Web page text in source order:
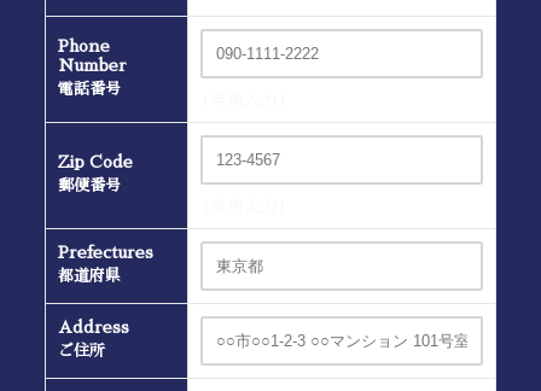
Phone
Number
電話番号
Zip Code
郵便番号
Prefectures
都道府県
Address
ご住所